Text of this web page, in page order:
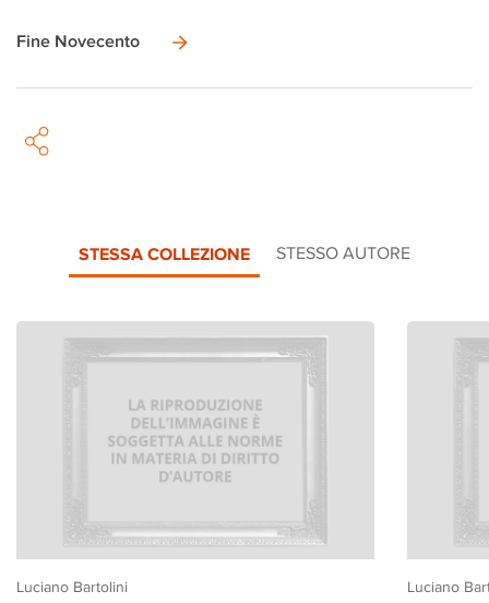
Fine Novecento
STESSA COLLEZIONE STESSO AUTORE
Luciano Bartolini Luciano